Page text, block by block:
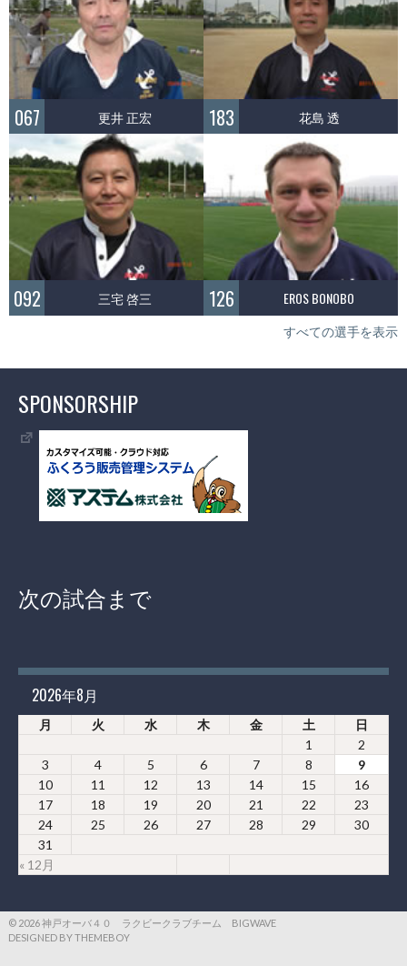
067 更井 正宏 183 花島 透
092 三宅 啓三 126 EROS BONOBO
すべての選手を表示
SPONSORSHIP
次の試合まで
2026年8月
月 火 水 木 金 土 日
« 12月
1
2
3
4 5 6 7 8
9
10
11 12 13 14 15
16
17
18 19 20 21 22
23
24
25 26 27 28 29
30
31
© 2026 神戸オーバ４０ ラクビークラブチーム BIGWAVE
DESIGNED BY THEMEBOY